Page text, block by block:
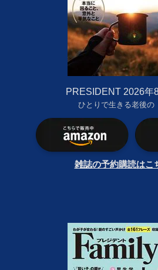
PRESIDENT 2026年
ひとりで生きる老後の
雑誌の予約購読はこ